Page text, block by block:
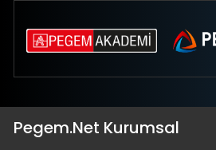
Pegem.Net Kurumsal